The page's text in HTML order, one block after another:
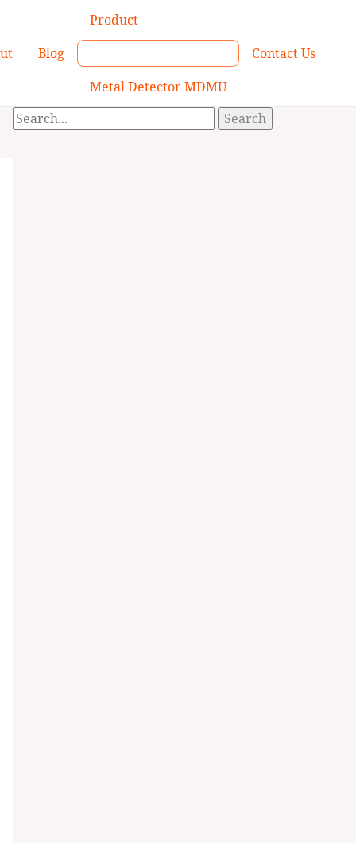
Blog
Product
Metal Detector MDMU
Contact Us